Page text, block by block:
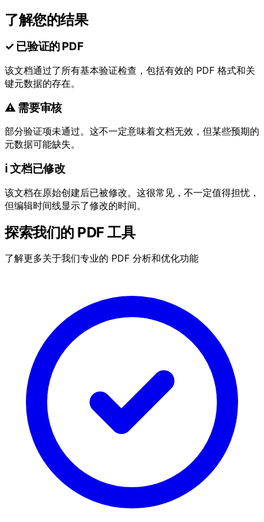
了解您的结果
✓ 已验证的 PDF
该文档通过了所有基本验证检查，包括有效的 PDF 格式和关
键元数据的存在。
⚠ 需要审核
部分验证项未通过。这不一定意味着文档无效，但某些预期的
元数据可能缺失。
ℹ 文档已修改
该文档在原始创建后已被修改。这很常见，不一定值得担忧，
但编辑时间线显示了修改的时间。
探索我们的 PDF 工具
了解更多关于我们专业的 PDF 分析和优化功能